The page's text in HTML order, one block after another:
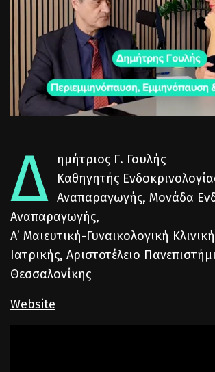
Δ ημήτριος Γ. Γουλής
Καθηγητής
Αναπαραγωγής, Μονάδα
Αναπαραγωγής,
Α’ Μαιευτική-Γυναικολογική
Ιατρικής, Αριστοτέλειο
Θεσσαλονίκης
Website